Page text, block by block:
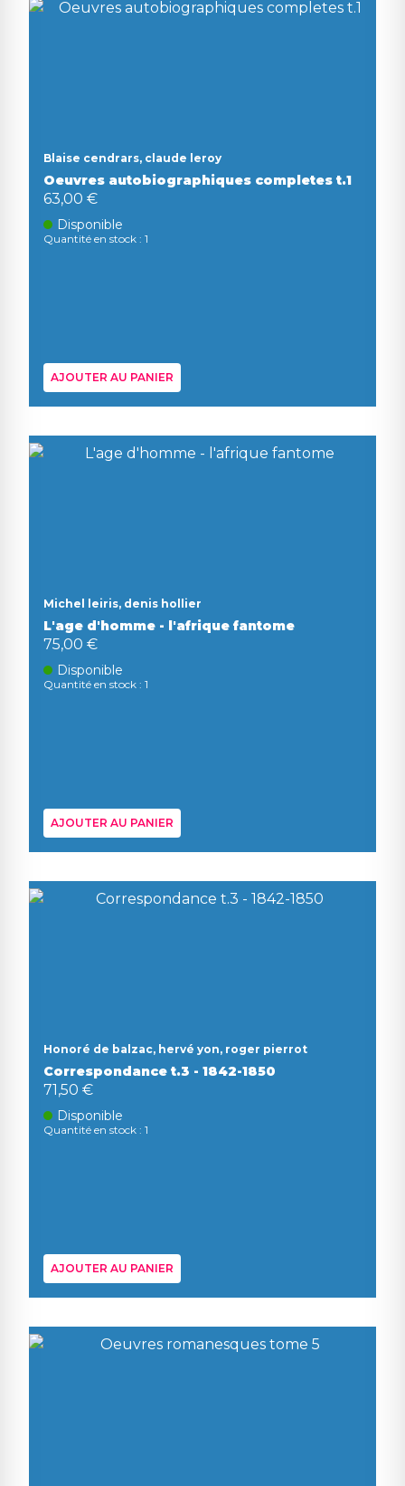
Blaise cendrars, claude leroy
Oeuvres autobiographiques completes t.1
63,00 €
Disponible
Quantité en stock : 1
AJOUTER AU PANIER
Michel leiris, denis hollier
L'age d'homme - l'afrique fantome
75,00 €
Disponible
Quantité en stock : 1
AJOUTER AU PANIER
Honoré de balzac, hervé yon, roger pierrot
Correspondance t.3 - 1842-1850
71,50 €
Disponible
Quantité en stock : 1
AJOUTER AU PANIER